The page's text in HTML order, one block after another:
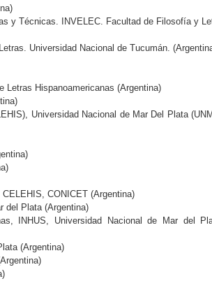
y Técnicas. INVELEC. Facultad de Filosofía y
Universidad Nacional de Tucumán.
Letras Hispanoamericanas (Argentina)
Universidad Nacional de Mar Del Plata
CONICET (Argentina)
del Plata (Argentina)
INHUS, Universidad Nacional de Mar del
(Argentina)